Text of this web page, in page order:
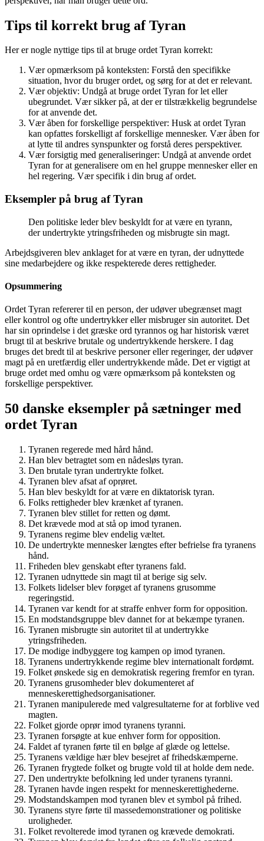
Tips til korrekt brug af Tyran
Her er nogle nyttige tips til at bruge ordet Tyran korrekt:
Vær opmærksom på konteksten: Forstå den specifikke
situation, hvor du bruger ordet, og sørg for at det er relevant.
Vær objektiv: Undgå at bruge ordet Tyran for let eller
ubegrundet. Vær sikker på, at der er tilstrækkelig begrundelse
for at anvende det.
Vær åben for forskellige perspektiver: Husk at ordet Tyran
kan opfattes forskelligt af forskellige mennesker. Vær åben for
at lytte til andres synspunkter og forstå deres perspektiver.
Vær forsigtig med generaliseringer: Undgå at anvende ordet
Tyran for at generalisere om en hel gruppe mennesker eller en
hel regering. Vær specifik i din brug af ordet.
Eksempler på brug af Tyran
Den politiske leder blev beskyldt for at være en tyrann,
der undertrykte ytringsfriheden og misbrugte sin magt.
Arbejdsgiveren blev anklaget for at være en tyran, der udnyttede
sine medarbejdere og ikke respekterede deres rettigheder.
Opsummering
Ordet Tyran refererer til en person, der udøver ubegrænset magt
eller kontrol og ofte undertrykker eller misbruger sin autoritet. Det
har sin oprindelse i det græske ord tyrannos og har historisk været
brugt til at beskrive brutale og undertrykkende herskere. I dag
bruges det bredt til at beskrive personer eller regeringer, der udøver
magt på en uretfærdig eller undertrykkende måde. Det er vigtigt at
bruge ordet med omhu og være opmærksom på konteksten og
forskellige perspektiver.
50 danske eksempler på sætninger med
ordet Tyran
Tyranen regerede med hård hånd.
Han blev betragtet som en nådesløs tyran.
Den brutale tyran undertrykte folket.
Tyranen blev afsat af oprøret.
Han blev beskyldt for at være en diktatorisk tyran.
Folks rettigheder blev krænket af tyranen.
Tyranen blev stillet for retten og dømt.
Det krævede mod at stå op imod tyranen.
Tyranens regime blev endelig væltet.
De undertrykte mennesker længtes efter befrielse fra tyranens
hånd.
Friheden blev genskabt efter tyranens fald.
Tyranen udnyttede sin magt til at berige sig selv.
Folkets lidelser blev forøget af tyranens grusomme
regeringstid.
Tyranen var kendt for at straffe enhver form for opposition.
En modstandsgruppe blev dannet for at bekæmpe tyranen.
Tyranen misbrugte sin autoritet til at undertrykke
ytringsfriheden.
De modige indbyggere tog kampen op imod tyranen.
Tyranens undertrykkende regime blev internationalt fordømt.
Folket ønskede sig en demokratisk regering fremfor en tyran.
Tyranens grusomheder blev dokumenteret af
menneskerettighedsorganisationer.
Tyranen manipulerede med valgresultaterne for at forblive ved
magten.
Folket gjorde oprør imod tyranens tyranni.
Tyranen forsøgte at kue enhver form for opposition.
Faldet af tyranen førte til en bølge af glæde og lettelse.
Tyranens vældige hær blev besejret af frihedskæmperne.
Tyranen frygtede folket og brugte vold til at holde dem nede.
Den undertrykte befolkning led under tyranens tyranni.
Tyranen havde ingen respekt for menneskerettighederne.
Modstandskampen mod tyranen blev et symbol på frihed.
Tyranens styre førte til massedemonstrationer og politiske
uroligheder.
Folket revolterede imod tyranen og krævede demokrati.